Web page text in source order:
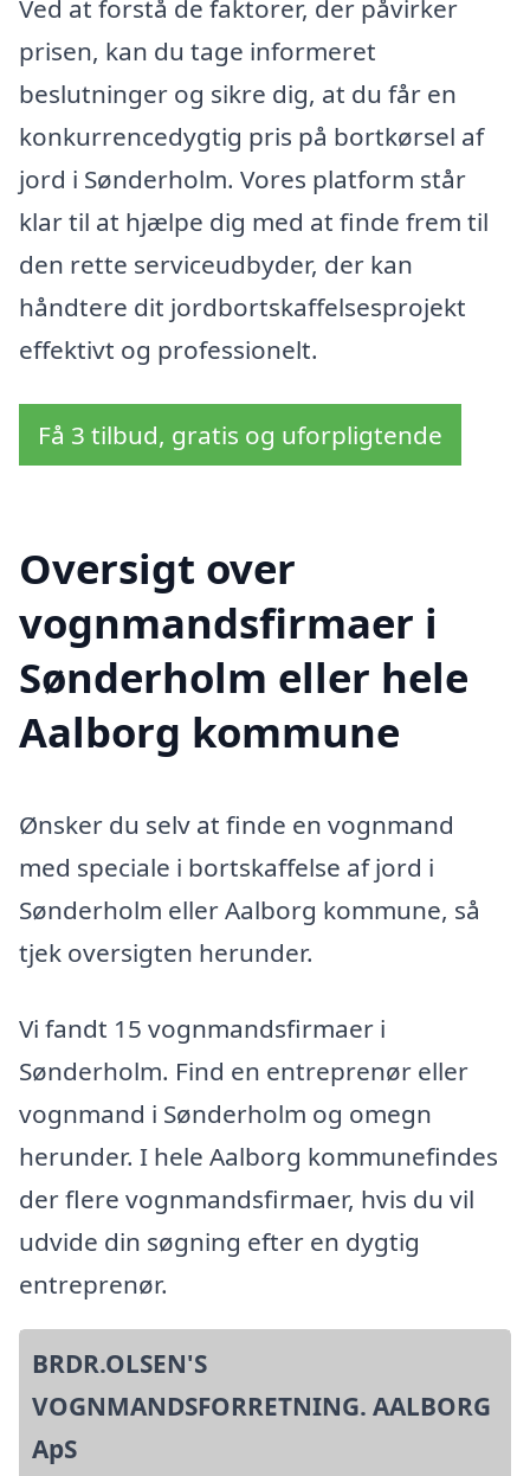
Ved at forstå de faktorer, der påvirker
prisen, kan du tage informeret
beslutninger og sikre dig, at du får en
konkurrencedygtig pris på bortkørsel af
jord i Sønderholm. Vores platform står
klar til at hjælpe dig med at finde frem til
den rette serviceudbyder, der kan
håndtere dit jordbortskaffelsesprojekt
effektivt og professionelt.
Få 3 tilbud, gratis og uforpligtende
Oversigt over
vognmandsfirmaer i
Sønderholm eller hele
Aalborg kommune
Ønsker du selv at finde en vognmand
med speciale i bortskaffelse af jord i
Sønderholm eller Aalborg kommune, så
tjek oversigten herunder.
Vi fandt 15 vognmandsfirmaer i
Sønderholm. Find en entreprenør eller
vognmand i Sønderholm og omegn
herunder. I hele Aalborg kommunefindes
der flere vognmandsfirmaer, hvis du vil
udvide din søgning efter en dygtig
entreprenør.
BRDR.OLSEN'S
VOGNMANDSFORRETNING. AALBORG
ApS